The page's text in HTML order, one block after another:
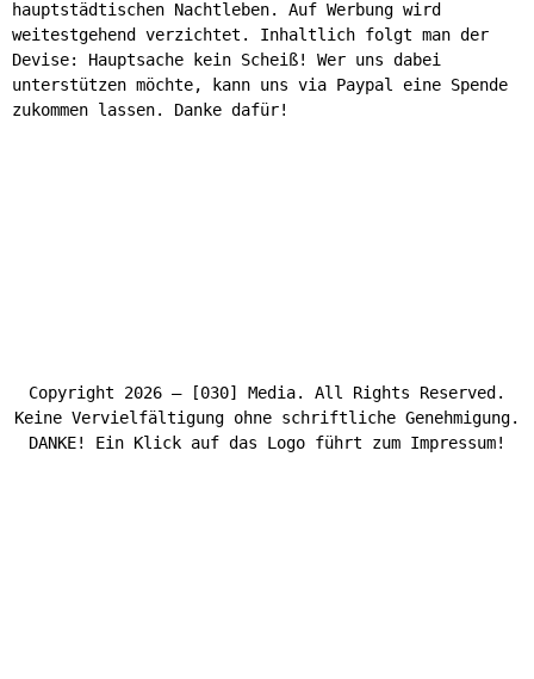
hauptstädtischen Nachtleben. Auf Werbung wird
weitestgehend verzichtet. Inhaltlich folgt man der
Devise: Hauptsache kein Scheiß! Wer uns dabei
unterstützen möchte, kann uns via Paypal eine Spende
zukommen lassen. Danke dafür!
Copyright 2026 – [030] Media. All Rights Reserved.
Keine Vervielfältigung ohne schriftliche Genehmigung.
DANKE! Ein Klick auf das Logo führt zum Impressum!